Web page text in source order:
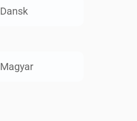
Dansk
Magyar